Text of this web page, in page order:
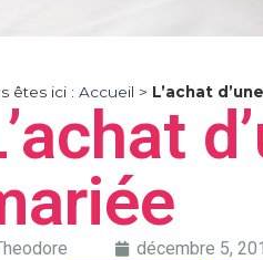
êtes ici : Accueil > L’achat
décembre 5,